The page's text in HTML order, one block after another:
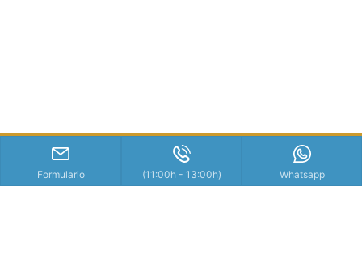
Formulario (11:00h - 13:00h) Whatsapp